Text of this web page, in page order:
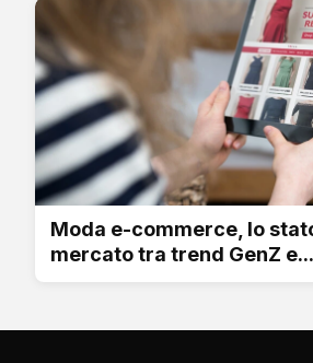
Moda e-commerce, lo
mercato tra trend GenZ e...